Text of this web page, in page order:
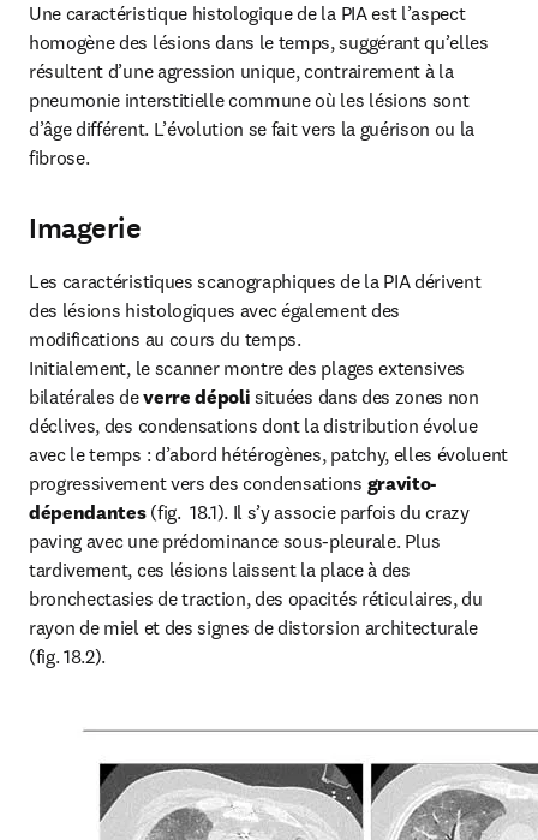
Une caractéristique histologique de la PIA est l’aspect
homogène des lésions dans le temps, suggérant qu’elles
résultent d’une agression unique, contrairement à la
pneumonie interstitielle commune où les lésions sont
d’âge différent. L’évolution se fait vers la guérison ou la
fibrose.
Imagerie
Les caractéristiques scanographiques de la PIA dérivent
des lésions histologiques avec également des
modifications au cours du temps.
Initialement, le scanner montre des plages extensives
bilatérales de verre dépoli situées dans des zones non
déclives, des condensations dont la distribution évolue
avec le temps : d’abord hétérogènes, patchy, elles évoluent
progressivement vers des condensations gravito-
dépendantes (fig.  18.1). Il s’y associe parfois du crazy
paving avec une prédominance sous-pleurale. Plus
tardivement, ces lésions laissent la place à des
bronchectasies de traction, des opacités réticulaires, du
rayon de miel et des signes de distorsion architecturale
(fig. 18.2).